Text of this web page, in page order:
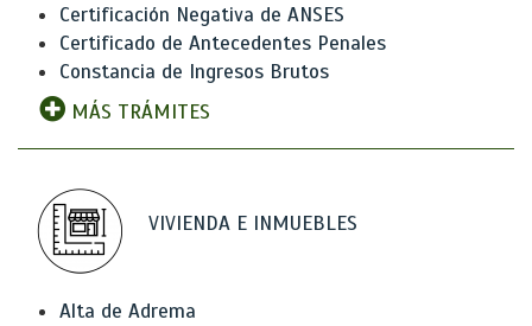
Certificación Negativa de ANSES
Certificado de Antecedentes Penales
Constancia de Ingresos Brutos
MÁS TRÁMITES
VIVIENDA E INMUEBLES
Alta de Adrema